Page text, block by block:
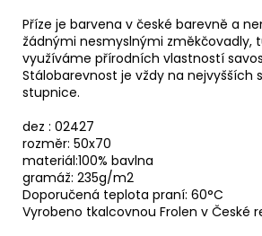
Příze je barvena v české barevně a
žádnými nesmyslnými změkčovadly,
využíváme přírodních vlastností
Stálobarevnost je vždy na nejvyšších
stupnice.
dez : 02427
rozměr: 50x70
materiál:100% bavlna
gramáž: 235g/m2
Doporučená teplota praní: 60°C
Vyrobeno tkalcovnou Frolen v České